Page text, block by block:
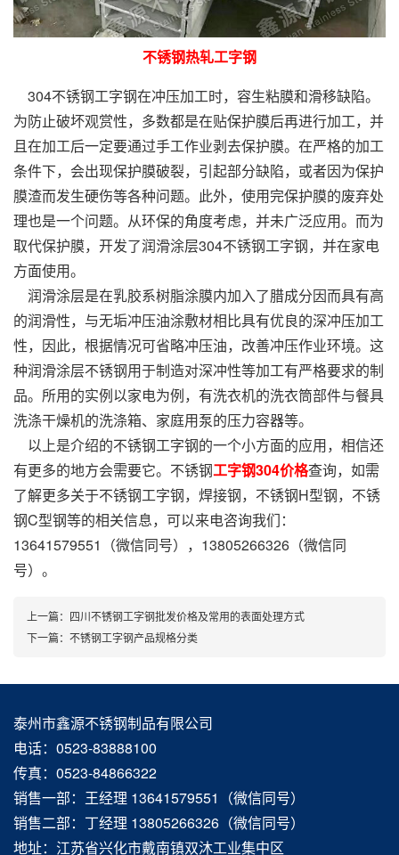
不锈钢热轧工字钢
304不锈钢工字钢在冲压加工时，容生粘膜和滑移缺陷。
为防止破坏观赏性，多数都是在贴保护膜后再进行加工，并
且在加工后一定要通过手工作业剥去保护膜。在严格的加工
条件下，会出现保护膜破裂，引起部分缺陷，或者因为保护
膜渣而发生硬伤等各种问题。此外，使用完保护膜的废弃处
理也是一个问题。从环保的角度考虑，并未广泛应用。而为
取代保护膜，开发了润滑涂层304不锈钢工字钢，并在家电
方面使用。
润滑涂层是在乳胶系树脂涂膜内加入了腊成分因而具有高
的润滑性，与无垢冲压油涂敷材相比具有优良的深冲压加工
性，因此，根据情况可省略冲压油，改善冲压作业环境。这
种润滑涂层不锈钢用于制造对深冲性等加工有严格要求的制
品。所用的实例以家电为例，有洗衣机的洗衣筒部件与餐具
洗涤干燥机的洗涤箱、家庭用泵的压力容器等。
以上是介绍的不锈钢工字钢的一个小方面的应用，相信还
有更多的地方会需要它。不锈钢工字钢304价格查询，如需
了解更多关于不锈钢工字钢，焊接钢，不锈钢H型钢，不锈
钢C型钢等的相关信息，可以来电咨询我们：
13641579551（微信同号），13805266326（微信同
号）。
上一篇： 四川不锈钢工字钢批发价格及常用的表面处理方式
下一篇： 不锈钢工字钢产品规格分类
泰州市鑫源不锈钢制品有限公司
电话：0523-83888100
传真：0523-84866322
销售一部：王经理 13641579551（微信同号）
销售二部：丁经理 13805266326（微信同号）
地址：江苏省兴化市戴南镇双沐工业集中区